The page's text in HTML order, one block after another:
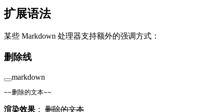
扩展语法
某些 Markdown 处理器支持额外的强调方式：
删除线
markdown
~~删除的文本~~
渲染效果 ： 删除的文本